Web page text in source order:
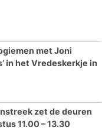
met Joni
in het Vredeskerkje in
zet de deuren
11.00 – 13.30